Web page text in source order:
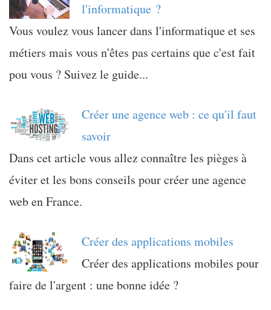
l'informatique ?
Vous voulez vous lancer dans l'informatique et ses
métiers mais vous n'êtes pas certains que c'est fait
pou vous ? Suivez le guide...
Créer une agence web : ce qu'il faut
savoir
Dans cet article vous allez connaître les pièges à
éviter et les bons conseils pour créer une agence
web en France.
Créer des applications mobiles
Créer des applications mobiles pour
faire de l'argent : une bonne idée ?